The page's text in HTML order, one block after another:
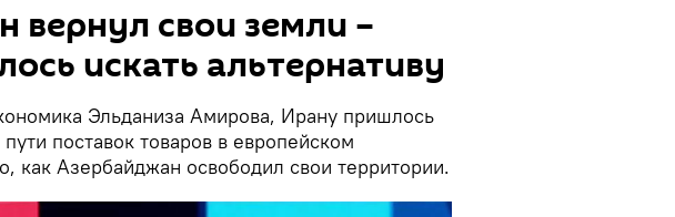
вернул свои земли –
искать альтернативу
Эльданиза Амирова, Ирану пришлось
поставок товаров в европейском
как Азербайджан освободил свои территории.